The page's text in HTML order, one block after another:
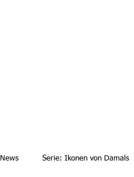
News Serie: Ikonen von Damals